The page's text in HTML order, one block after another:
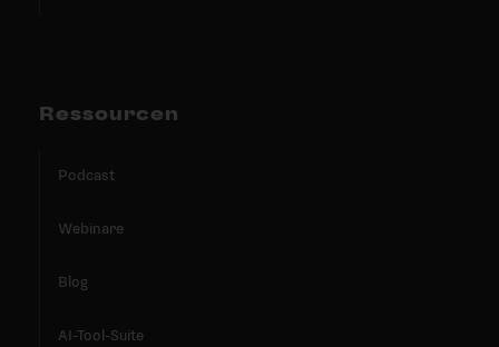
Ressourcen
Podcast
Webinare
Blog
AI-Tool-Suite